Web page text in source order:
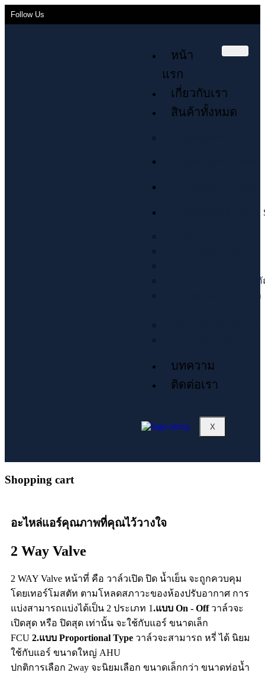
Follow Us
หน้า
แรก
เกี่ยวกับเรา
สินค้าทั้งหมด
คอมเพรสเซอร์ โรตารี่
น้ำยาแอร์ น้ำมัน เคมี
ควบคุมอุณหภูมิ ไฟฟ้า
บทความ
ติดต่อเรา
X
Shopping cart
อะไหล่แอร์คุณภาพที่คุณไว้วางใจ
2 Way Valve
2 WAY Valve หน้าที่ คือ วาล์วเปิด ปิด น้ำเย็น จะถูกควบคุม
โดยเทอร์โมสตัท ตามโหลดสภาวะของห้องปรับอากาศ การ
แบ่งสามารถแบ่งได้เป็น 2 ประเภท 1.แบบ On - Offวาล์วจะ
เปิดสุด หรือ ปิดสุด เท่านั้น จะใช้กับแอร์ ขนาดเล็ก
FCU 2.แบบ Proportional Type วาล์วจะสามารถ หรี่ ได้ นิยม
ใช้กับแอร์ ขนาดใหญ่ AHU
ปกติการเลือก 2way จะนิยมเลือก ขนาดเล็กกว่า ขนาดท่อน้ำ